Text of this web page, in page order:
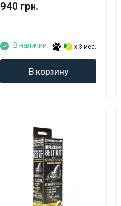
940 грн.
В наличии x 3 мес.
В корзину